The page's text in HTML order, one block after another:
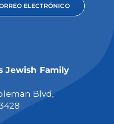
ELECTRÓNICO
Jewish Family
Blvd,